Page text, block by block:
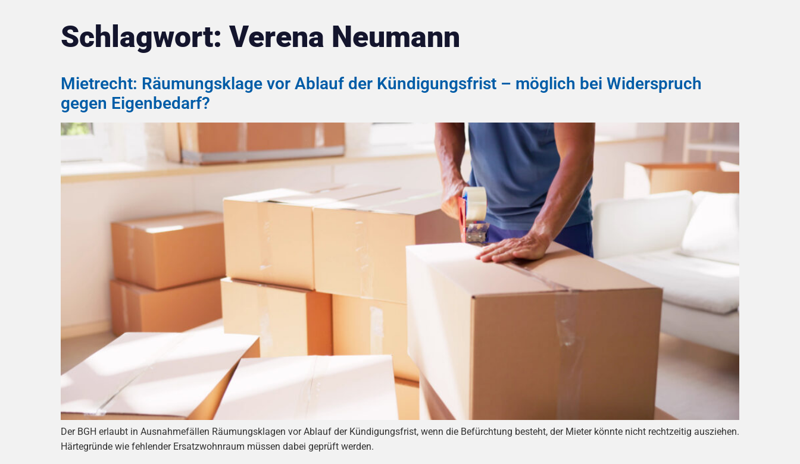
Schlagwort: Verena Neumann
Mietrecht: Räumungsklage vor Ablauf der Kündigungsfrist – möglich bei Widerspruch
gegen Eigenbedarf?
Der BGH erlaubt in Ausnahmefällen Räumungsklagen vor Ablauf der Kündigungsfrist, wenn die Befürchtung besteht, der Mieter könnte nicht rechtzeitig ausziehen.
Härtegründe wie fehlender Ersatzwohnraum müssen dabei geprüft werden.